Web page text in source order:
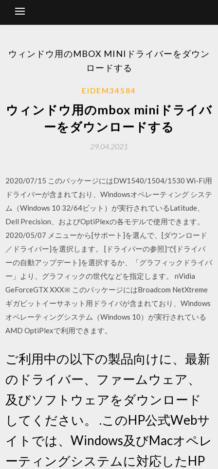
ウィンドウ用のMBOX MINIドライバーをダウン
ロードする
EIDEM34584
ウィンドウ用のmbox miniドライバ
ーをダウンロードする
29.04.2021
2020/07/15 このパッケージにはDW1540/1504/1530 Wi-Fi用
ドライバーが含まれており、Windowsオペレーティング システ
ム（Windows 10 32/64ビット）が実行されているLatitude、
Dell Precision、およびOptiPlexの各モデルで使用できます。
2020/05/07 メニューから[サポート]を選んで、[ダウンロード
／ドライバー]を選択します。 [ドライバーの参照]で[ドライバ
ーの自動アップデート]を選択するか、「グラフィックドライバ
ー」より、グラフィックの世代などを指定します。 nVidia
GeForceGTX XXX※ このパッケージにはBroadcom NetXtreme
ギガビットイーサネット用ドライバが含まれており、Windows
オペレーティングシステム（Windows 10）が実行されている
AMD OptiPlexで利用できます。
ご利用中の以下の製品向けに、最新
のドライバー、ファームウェア、
及びソフトウェアをダウンロード
してください。 .このHP公式Webサ
イトでは、Windows及びMacオペレ
ーティングシステムに対応したHP